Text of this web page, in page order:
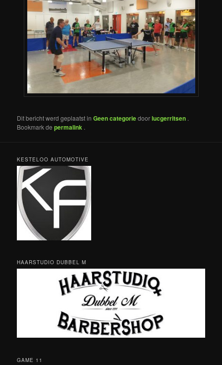
Dit bericht werd geplaatst inGeen categoriedoorlucgerritsen .
Bookmark depermalink .
KESTELOO AUTOMOTIVE
HAARSTUDIO DUBBEL M
GAME 11